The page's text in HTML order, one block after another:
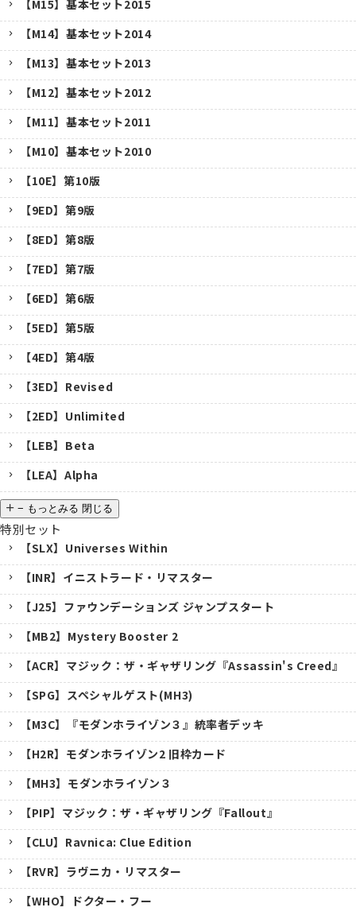
【M15】基本セット2015
【M14】基本セット2014
【M13】基本セット2013
【M12】基本セット2012
【M11】基本セット2011
【M10】基本セット2010
【10E】第10版
【9ED】第9版
【8ED】第8版
【7ED】第7版
【6ED】第6版
【5ED】第5版
【4ED】第4版
【3ED】Revised
【2ED】Unlimited
【LEB】Beta
【LEA】Alpha
− もっとみる 閉じる
特別セット
【SLX】Universes Within
【INR】イニストラード・リマスター
【J25】ファウンデーションズ ジャンプスタート
【MB2】Mystery Booster 2
【ACR】マジック：ザ・ギャザリング『Assassin's Creed』
【SPG】スペシャルゲスト(MH3)
【M3C】『モダンホライゾン３』統率者デッキ
【H2R】モダンホライゾン2 旧枠カード
【MH3】モダンホライゾン３
【PIP】マジック：ザ・ギャザリング『Fallout』
【CLU】Ravnica: Clue Edition
【RVR】ラヴニカ・リマスター
【WHO】ドクター・フー